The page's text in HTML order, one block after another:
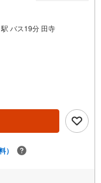
バス19分 田寺
）